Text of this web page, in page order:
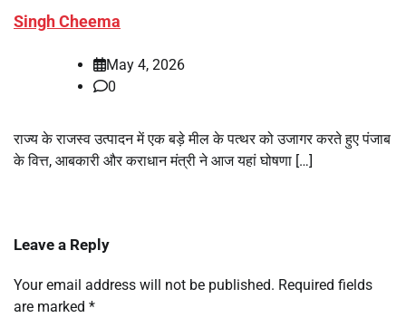
Singh Cheema
May 4, 2026
0
राज्य के राजस्व उत्पादन में एक बड़े मील के पत्थर को उजागर करते हुए पंजाब
के वित्त, आबकारी और कराधान मंत्री ने आज यहां घोषणा […]
Leave a Reply
Your email address will not be published. Required fields
are marked *